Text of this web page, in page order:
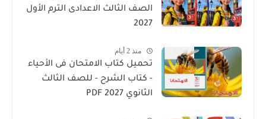
الصف الثالث الاعدادى الترم الأول
2027
منذ 2 أيام
تحميل كتاب الامتحان فى الأحياء
- كتاب الشرح - للصف الثالث
الثانوي 2027 PDF